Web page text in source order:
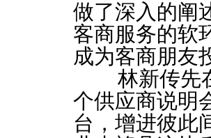
做了深入的阐
客商服务的软
成为客商朋友
林新传先在
个供应商说明
台，增进彼此